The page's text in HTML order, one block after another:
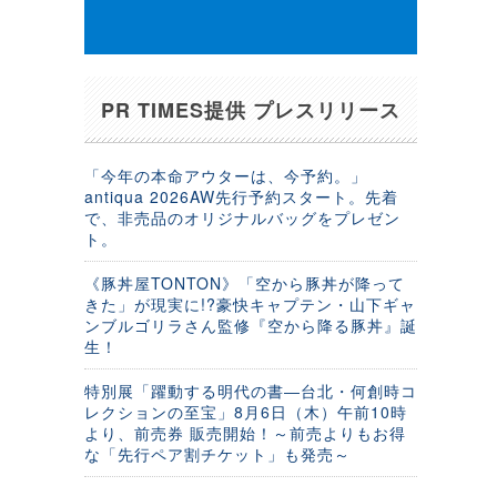
PR TIMES提供 プレスリリース
「今年の本命アウターは、今予約。」
antiqua 2026AW先行予約スタート。先着
で、非売品のオリジナルバッグをプレゼン
ト。
《豚丼屋TONTON》「空から豚丼が降って
きた」が現実に!?豪快キャプテン・山下ギャ
ンブルゴリラさん監修『空から降る豚丼』誕
生！
特別展「躍動する明代の書―台北・何創時コ
レクションの至宝」8月6日（木）午前10時
より、前売券 販売開始！～前売よりもお得
な「先行ペア割チケット」も発売～